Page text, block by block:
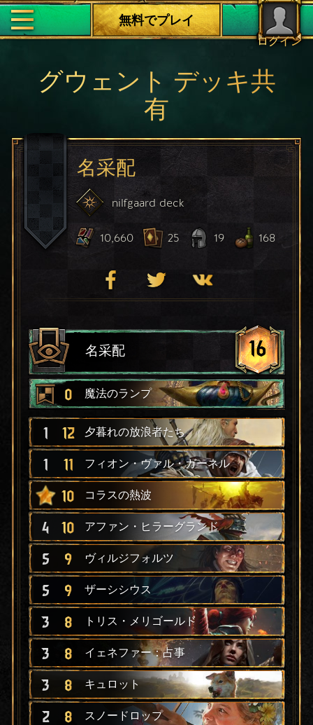
ログイン
無料でプレイ
グウェント デッキ共
有
名采配
nilfgaard deck
10,660 25 19 168
名采配 16
0 魔法のランプ
1 12 夕暮れの放浪者たち
1 11 フィオン・ヴァル・ガーネル
10 コラスの熱波
4 10 アファン・ヒラーグランド
5 9 ヴィルジフォルツ
5 9 ザーシシウス
3 8 トリス・メリゴールド
3 8 イェネファー：占事
3 8 キュロット
2 8 スノードロップ